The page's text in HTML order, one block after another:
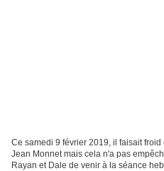
Ce samedi 9 février 2019, il faisait
Jean Monnet mais cela n'a pas
Rayan et Dale de venir à la séance